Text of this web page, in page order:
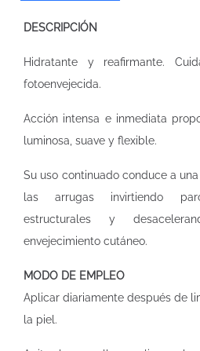
DESCRIPCIÓN
Hidratante y reafirmante.
fotoenvejecida.
Acción intensa e inmediata
luminosa, suave y flexible.
Su uso continuado conduce a
las arrugas invirtiendo
estructurales y
envejecimiento cutáneo.
MODO DE EMPLEO
Aplicar diariamente después de
la piel.